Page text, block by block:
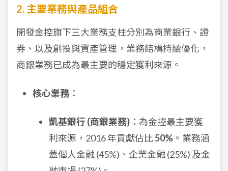
2. 主要業務與產品組合
開發金控旗下三大業務支柱分別為商業銀行、證
券、以及創投與資產管理，業務結構持續優化，
商銀業務已成為最主要的穩定獲利來源。
核心業務 ：
凱基銀行 (商銀業務) ：為金控最主要獲
利來源，2016 年貢獻佔比50% 。業務涵
蓋個人金融 (45%)、企業金融 (25%) 及金